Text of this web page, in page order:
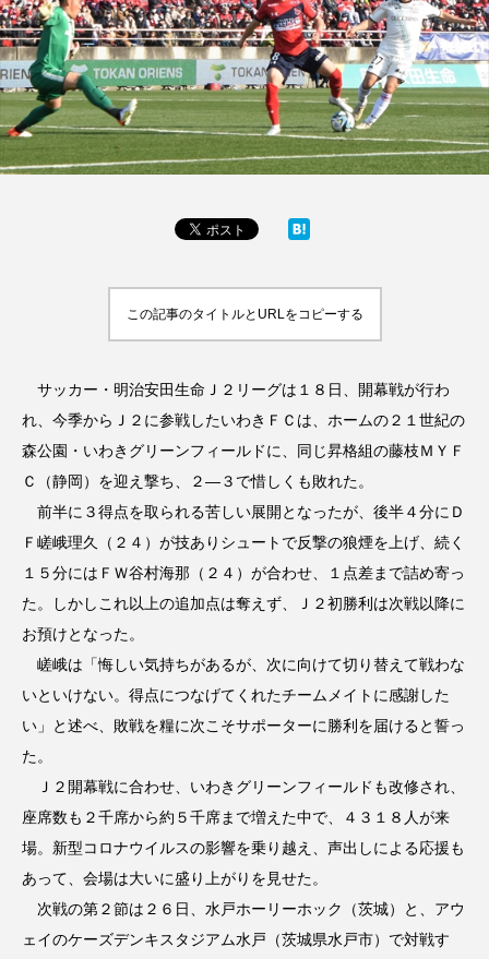
この記事のタイトルとURLをコピーする
サッカー・明治安田生命Ｊ２リーグは１８日、開幕戦が行わ
れ、今季からＪ２に参戦したいわきＦＣは、ホームの２１世紀の
森公園・いわきグリーンフィールドに、同じ昇格組の藤枝ＭＹＦ
Ｃ（静岡）を迎え撃ち、２―３で惜しくも敗れた。
前半に３得点を取られる苦しい展開となったが、後半４分にＤ
Ｆ嵯峨理久（２４）が技ありシュートで反撃の狼煙を上げ、続く
１５分にはＦＷ谷村海那（２４）が合わせ、１点差まで詰め寄っ
た。しかしこれ以上の追加点は奪えず、Ｊ２初勝利は次戦以降に
お預けとなった。
嵯峨は「悔しい気持ちがあるが、次に向けて切り替えて戦わな
いといけない。得点につなげてくれたチームメイトに感謝した
い」と述べ、敗戦を糧に次こそサポーターに勝利を届けると誓っ
た。
Ｊ２開幕戦に合わせ、いわきグリーンフィールドも改修され、
座席数も２千席から約５千席まで増えた中で、４３１８人が来
場。新型コロナウイルスの影響を乗り越え、声出しによる応援も
あって、会場は大いに盛り上がりを見せた。
次戦の第２節は２６日、水戸ホーリーホック（茨城）と、アウ
ェイのケーズデンキスタジアム水戸（茨城県水戸市）で対戦す